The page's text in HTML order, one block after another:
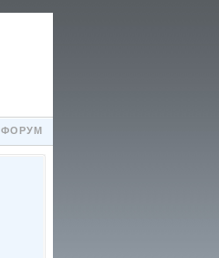
ФОРУМ